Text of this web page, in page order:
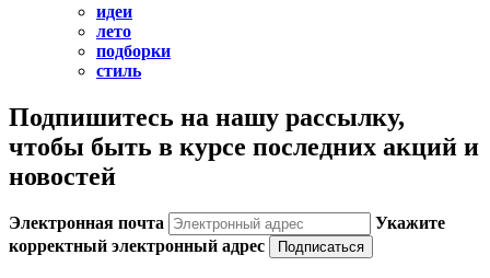
идеи
лето
подборки
стиль
Подпишитесь на нашу рассылку,
чтобы быть в курсе последних акций и
новостей
Электронная почта
Укажите
корректный электронный адрес
Подписаться